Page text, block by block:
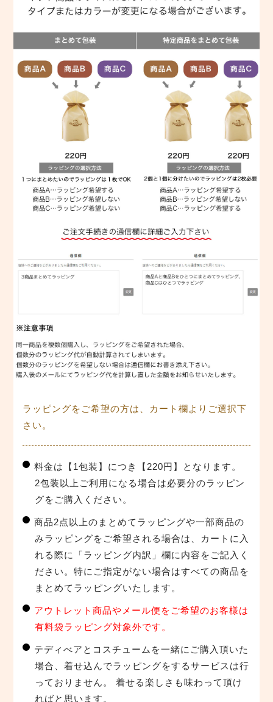
ラッピングをご希望の方は、カート欄よりご選択下
さい。
料金は【1包装】につき【220円】となります。
2包装以上ご利用になる場合は必要分のラッピン
グをご購入ください。
商品2点以上のまとめてラッピングや一部商品の
みラッピングをご希望される場合は、カートに入
れる際に「ラッピング内訳」欄に内容をご記入く
ださい。特にご指定がない場合はすべての商品を
まとめてラッピングいたします。
アウトレット商品やメール便をご希望のお客様は
有料袋ラッピング対象外です。
テディべアとコスチュームを一緒にご購入頂いた
場合、着せ込んでラッピングをするサービスは行
っておりません。 着せる楽しさも味わって頂け
ればと思います。